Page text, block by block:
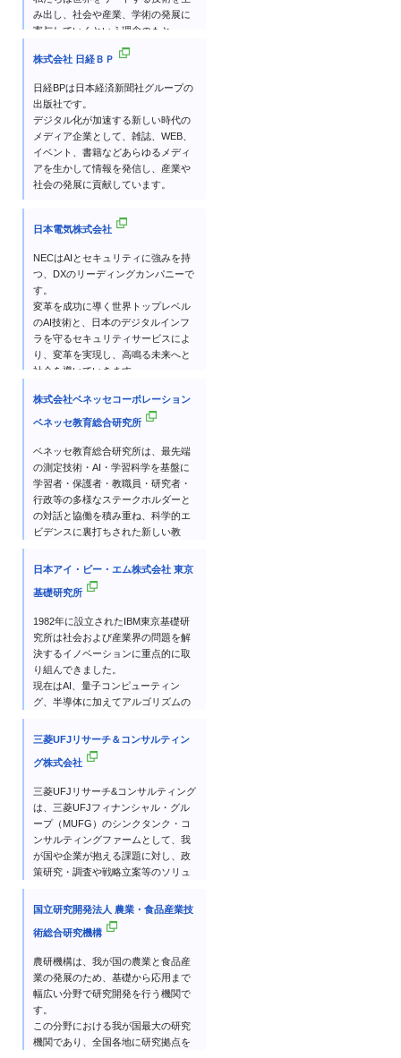
み出し、社会や産業、学術の発展に
寄与していくという理念のもと、
2,000人以上の研究者が基礎研究から
事業会社のビジネス展開を支える研
を行っています。
株式会社 日経ＢＰ
日経BPは日本経済新聞社グループの
出版社です。
デジタル化が加速する新しい時代の
メディア企業として、雑誌、WEB、
イベント、書籍などあらゆるメディ
アを生かして情報を発信し、産業や
社会の発展に貢献しています。
日本電気株式会社
NECはAIとセキュリティに強みを持
つ、DXのリーディングカンパニーで
す。
変革を成功に導く世界トップレベル
のAI技術と、日本のデジタルインフ
ラを守るセキュリティサービスによ
り、変革を実現し、高鳴る未来へと
社会を導いていきます。
株式会社ベネッセコーポレーション
ベネッセ教育総合研究所
ベネッセ教育総合研究所は、最先端
の測定技術・AI・学習科学を基盤に
学習者・保護者・教職員・研究者・
行政等の多様なステークホルダーと
の対話と協働を積み重ね、科学的エ
ビデンスに裏打ちされた新しい教
国内外の研究者・実践者のみなさま
とともに、子ども・保護者・先生、
一人ひとりの成長の仕組みを解明す
学びに関連したさまざまな調査研究
を行い、その報告書や調査データな
どを公開しています。
日本アイ・ビー・エム株式会社 東京
基礎研究所
1982年に設立されたIBM東京基礎研
究所は社会および産業界の問題を解
決するイノベーションに重点的に取
り組んできました。
現在はAI、量子コンピューティン
グ、半導体に加えてアルゴリズムの
ィングの未来を実現することが目標
世界最大の企業研究所の一つである
見据えた技術革新の推進に貢献して
います。
三菱UFJリサーチ＆コンサルティン
グ株式会社
三菱UFJリサーチ&コンサルティング
は、三菱UFJフィナンシャル・グル
ープ（MUFG）のシンクタンク・コ
ンサルティングファームとして、我
が国や企業が抱える課題に対し、政
策研究・調査や戦略立案等のソリュ
を果たしてきました。
政策研究・提言、マクロ経済調査、
コンサルティング、セミナー等を通
たる幅広い事業分野において多様な
サービスを展開しております。
国立研究開発法人 農業・食品産業技
術総合研究機構
農研機構は、我が国の農業と食品産
業の発展のため、基礎から応用まで
幅広い分野で研究開発を行う機関で
す。
この分野における我が国最大の研究
機関であり、全国各地に研究拠点を